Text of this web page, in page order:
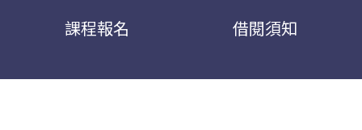
課程報名 借閱須知